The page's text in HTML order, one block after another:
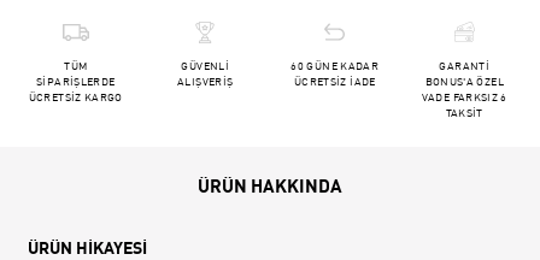
TÜM
SİPARİŞLERDE
ÜCRETSİZ KARGO
GÜVENLİ
ALIŞVERİŞ
60 GÜNE KADAR
ÜCRETSİZ İADE
GARANTİ
BONUS'A ÖZEL
VADE FARKSIZ 6
TAKSİT
ÜRÜN HAKKINDA
ÜRÜN HİKAYESİ